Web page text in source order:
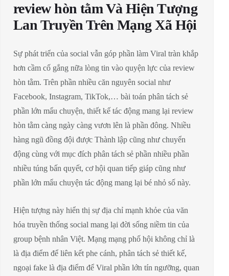
review hòn tằm Và Hiện Tượng
Lan Truyền Trên Mạng Xã Hội
Sự phát triển của social vẫn góp phần làm Viral tràn khắp
hơn cầm cố gắng nữa lòng tin vào quyện lực của review
hòn tằm. Trên phần nhiều căn nguyên social như
Facebook, Instagram, TikTok,… bài toán phân tách sẻ
phần lớn mẩu chuyện, thiết kế tác động mang lại review
hòn tằm càng ngày càng vươn lên là phần đông. Nhiều
hàng ngũ đồng đội được Thành lập cũng như chuyển
động cùng với mục đích phân tách sẻ phần nhiều phần
nhiều túng bấn quyết, cơ hội quan tiếp giáp cũng như
phần lớn mẩu chuyện tác động mang lại bé nhỏ số này.
Hiện tượng này hiển thị sự địa chỉ mạnh khỏe của văn
hóa truyền thống social mang lại đời sống niềm tin của
group bệnh nhân Việt. Mạng mạng phố hội không chỉ là
là địa điểm để liên kết phe cánh, phân tách sẻ thiết kế,
ngoại fake là địa điểm để Viral phần lớn tín ngưỡng, quan